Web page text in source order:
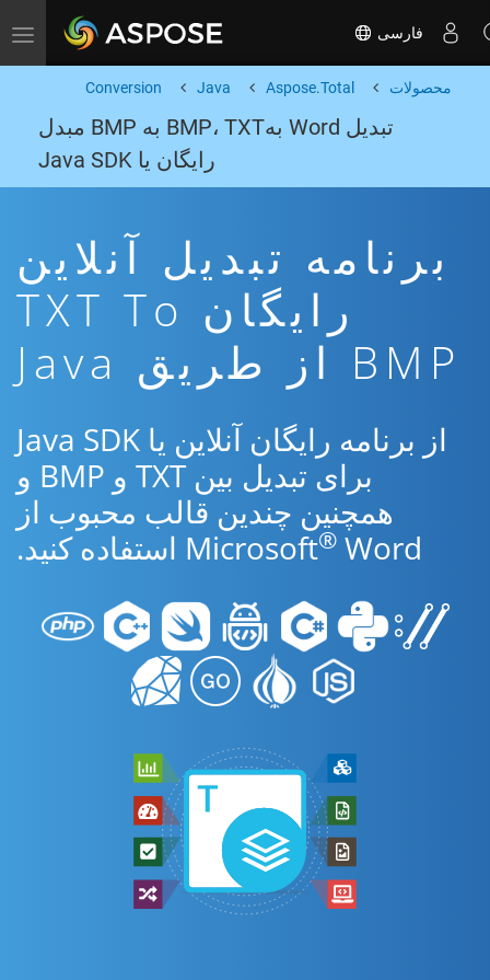
Toggle navigation فارسی
محصولات Aspose.Total
Java
Conversion
تبدیل Word بهBMP، TXT به BMP مبدل
رایگان یا Java SDK
برنامه تبدیل آنلاین
رایگان TXT To
BMP از طریق Java
از برنامه رایگان آنلاین یا Java SDK
برای تبدیل بین TXT و BMP و
همچنین چندین قالب محبوب از
Microsoft® Word استفاده کنید.